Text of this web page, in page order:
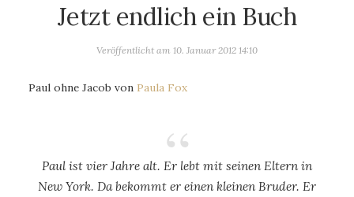
Jetzt endlich ein Buch
Veröffentlicht am 10. Januar 2012 14:10
Paul ohne Jacob von Paula Fox
Paul ist vier Jahre alt. Er lebt mit seinen Eltern in
New York. Da bekommt er einen kleinen Bruder. Er